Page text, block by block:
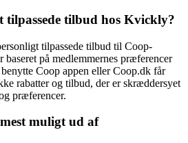
tilpassede tilbud hos Kvickly?
tilpassede tilbud til Coop-
baseret på medlemmernes præferencer
Coop appen eller Coop.dk får
rabatter og tilbud, der er skræddersyet
præferencer.
muligt ud af